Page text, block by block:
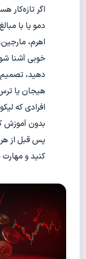
اگر تازه‌کار
دمو یا با
اهرم،
خوبی آشنا
دهید،
هیجان یا
افرادی که
بدون آموزش
پس قبل از
کنید و مهارت